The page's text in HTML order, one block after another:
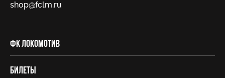
shop@fсlm.ru
ФК Локомотив
Билеты